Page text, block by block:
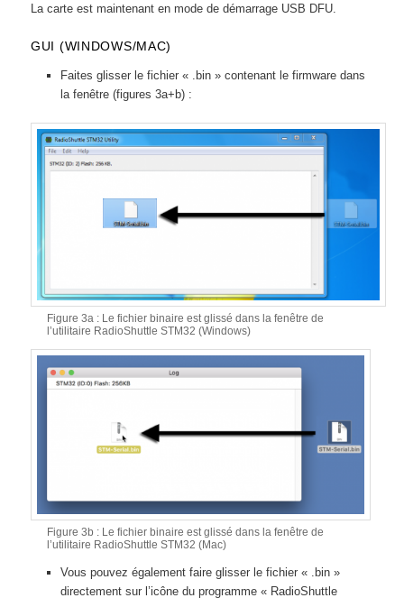
La carte est maintenant en mode de démarrage USB DFU.
GUI (WINDOWS/MAC)
Faites glisser le fichier « .bin » contenant le firmware dans
la fenêtre (figures 3a+b) :
Figure 3a : Le fichier binaire est glissé dans la fenêtre de
l’utilitaire RadioShuttle STM32 (Windows)
Figure 3b : Le fichier binaire est glissé dans la fenêtre de
l’utilitaire RadioShuttle STM32 (Mac)
Vous pouvez également faire glisser le fichier « .bin »
directement sur l’icône du programme « RadioShuttle